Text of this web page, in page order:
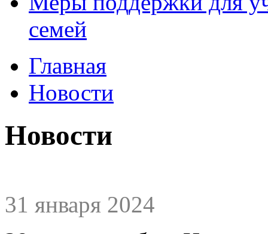
семей
Главная
Новости
Новости
31 января 2024